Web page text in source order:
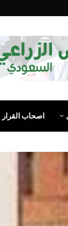
اصحاب القرار